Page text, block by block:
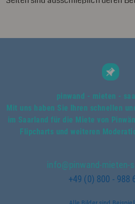
pinwand - mieten -
Mit uns haben Sie Ihren schnellen
im Saarland für die Miete von
Flipcharts und weiteren
info@pinwand-mieten-
+49 (0) 800 - 988